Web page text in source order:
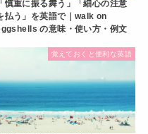
「慎重に振る舞う」「細心の注意
払う」を英語で｜walk on
の意味・使い方・例文
覚えておくと便利な英語